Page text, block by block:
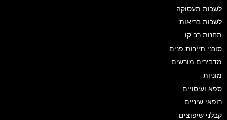
לשכות תעסוקה
לשכות בריאות
תחנות רב קו
סוכני תיירות פנים
מדבירים מורשים
מוניות
ספא ועיסויים
רופאי שיניים
קבלני שיפוצים